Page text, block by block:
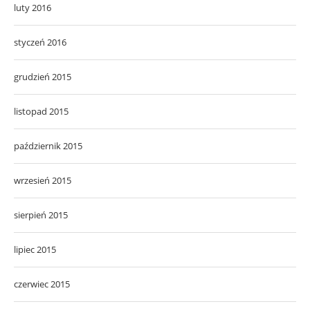
luty 2016
styczeń 2016
grudzień 2015
listopad 2015
październik 2015
wrzesień 2015
sierpień 2015
lipiec 2015
czerwiec 2015